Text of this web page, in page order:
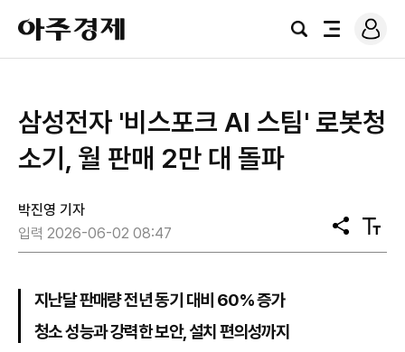
아
주
경
검
전
로
그
삼성전자 '비스포크 AI 스팀' 로봇청
소기, 월 판매 2만 대 돌파
박진영 기자
입력 2026-06-02 08:47
공
유
텍
스
지난달 판매량 전년 동기 대비 60% 증가
청소 성능과 강력한 보안, 설치 편의성까지